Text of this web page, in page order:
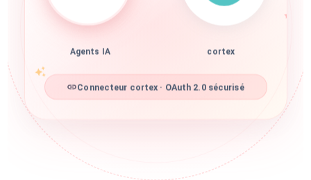
Agents IA cortex
Connecteur cortex · OAuth 2.0 sécurisé